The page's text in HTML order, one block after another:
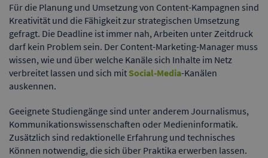
Für die Planung und Umsetzung von Content-Kampagnen sind
Kreativität und die Fähigkeit zur strategischen Umsetzung
gefragt. Die Deadline ist immer nah, Arbeiten unter Zeitdruck
darf kein Problem sein. Der Content-Marketing-Manager muss
wissen, wie und über welche Kanäle sich Inhalte im Netz
verbreitet lassen und sich mit Social-Media-Kanälen
auskennen.
Geeignete Studiengänge sind unter anderem Journalismus,
Kommunikationswissenschaften oder Medieninformatik.
Zusätzlich sind redaktionelle Erfahrung und technisches
Können notwendig, die sich über Praktika erwerben lassen.